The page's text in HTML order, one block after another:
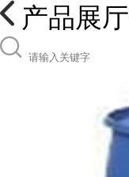
产品展厅